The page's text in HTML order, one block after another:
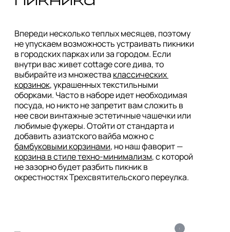
Впереди несколько теплых месяцев, поэтому
не упускаем возможность устраивать пикники
в городских парках или за городом. Если
внутри вас живет cottage core дива, то
выбирайте из множества классических
корзинок, украшенных текстильными
оборками. Часто в наборе идет необходимая
посуда, но никто не запретит вам сложить в
нее свои винтажные эстетичные чашечки или
любимые фужеры. Отойти от стандарта и
бамбуковыми корзинами
корзина в стиле техно-минимализм, с которой
не зазорно будет разбить пикник в
i